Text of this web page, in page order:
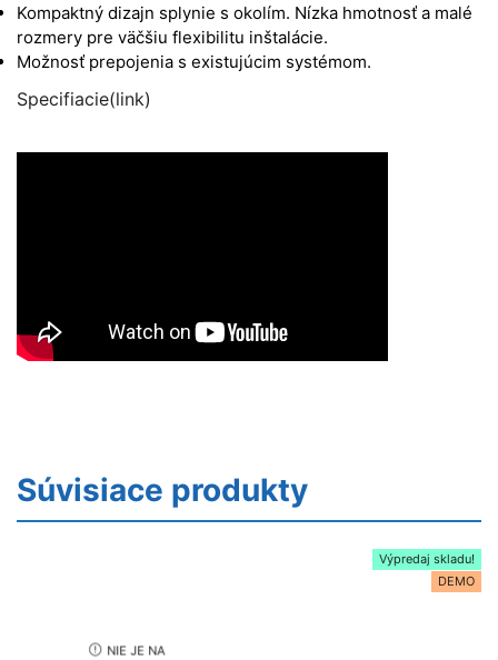
Kompaktný dizajn splynie s okolím. Nízka hmotnosť a malé
rozmery pre väčšiu flexibilitu inštalácie.
Možnosť prepojenia s existujúcim systémom.
Specifiacie(link)
Súvisiace produkty
NIE JE NA
Výpredaj skladu!
DEMO